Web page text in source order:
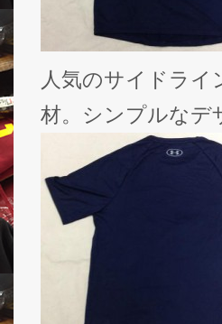
人気のサイドラ
材。シンプルなデ